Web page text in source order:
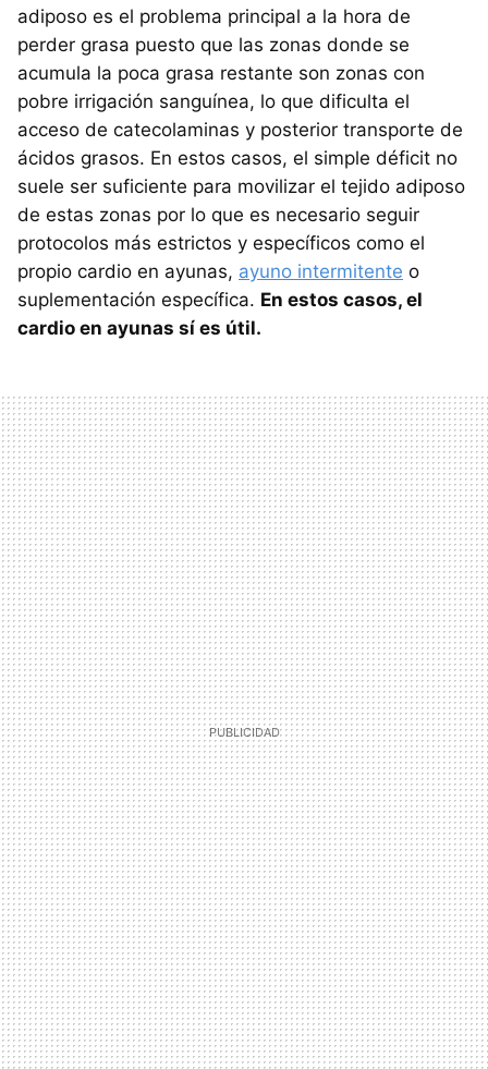
adiposo es el problema principal a la hora de
perder grasa puesto que las zonas donde se
acumula la poca grasa restante son zonas con
pobre irrigación sanguínea, lo que dificulta el
acceso de catecolaminas y posterior transporte de
ácidos grasos. En estos casos, el simple déficit no
suele ser suficiente para movilizar el tejido adiposo
de estas zonas por lo que es necesario seguir
protocolos más estrictos y específicos como el
propio cardio en ayunas, ayuno intermitente o
suplementación específica. En estos casos, el
cardio en ayunas sí es útil.